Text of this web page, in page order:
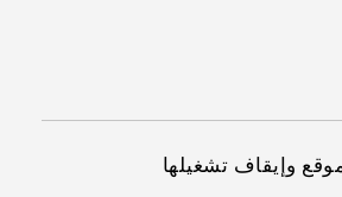
وإيقاف تشغيلها